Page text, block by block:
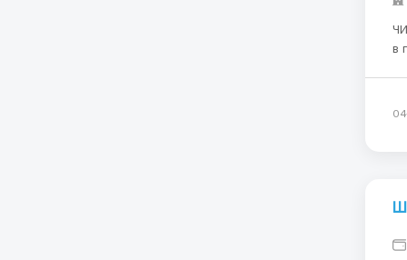
в